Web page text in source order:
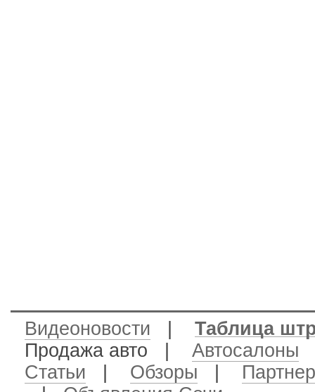
Видеоновости
Таблица
Продажа авто
Автосалоны
Статьи
Обзоры